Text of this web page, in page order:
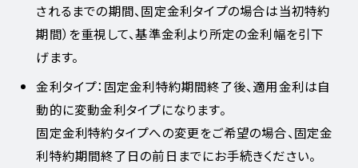
されるまでの期間、固定金利タイプの場合は当初特約
期間）を重視して、基準金利より所定の金利幅を引下
げます。
金利タイプ：固定金利特約期間終了後、適用金利は自
動的に変動金利タイプになります。
固定金利特約タイプへの変更をご希望の場合、固定金
利特約期間終了日の前日までにお手続きください。